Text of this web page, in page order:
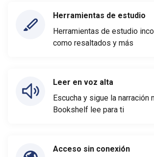
Herramientas de estudio
Herramientas de estudio
como resaltados y más
Leer en voz alta
Escucha y sigue la narración
Bookshelf lee para ti
Acceso sin conexión